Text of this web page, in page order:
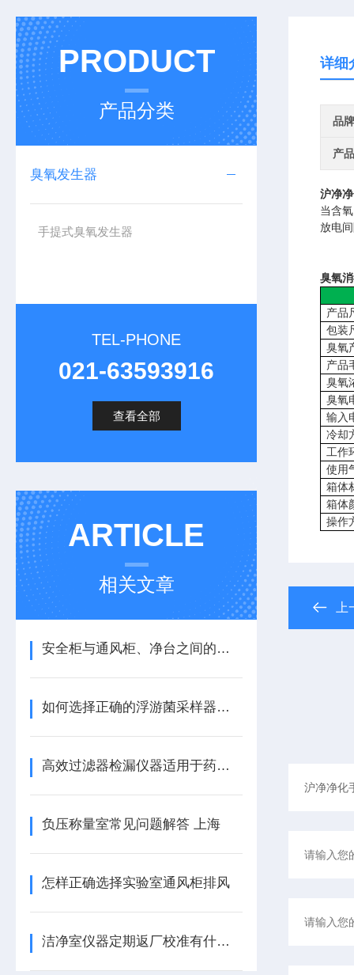
PRODUCT
产品分类
臭氧发生器
手提式臭氧发生器
TEL-PHONE
021-63593916
查看全部
ARTICLE
相关文章
安全柜与通风柜、净台之间的区别
如何选择正确的浮游菌采样器以满足于GMP法规要求？
高效过滤器检漏仪器适用于药厂洁净室吗
负压称量室常见问题解答 上海
怎样正确选择实验室通风柜排风
洁净室仪器定期返厂校准有什么好处？多久校准一次比较合适？
详细
品牌
产
沪净
当含
放电
臭氧
产品
包装
臭氧
产品
臭氧
臭氧
输入
冷却
工作
使用
箱体
箱体
操作